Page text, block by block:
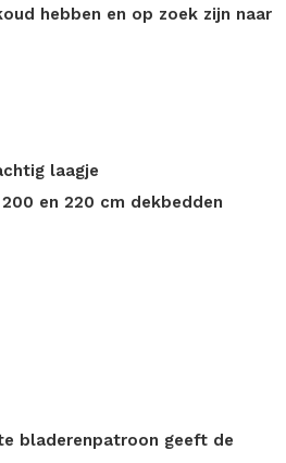
hebben en op zoek zijn naar
laagje
en 220 cm dekbedden
bladerenpatroon geeft de